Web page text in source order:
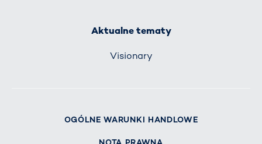
Aktualne tematy
Visionary
OGÓLNE WARUNKI HANDLOWE